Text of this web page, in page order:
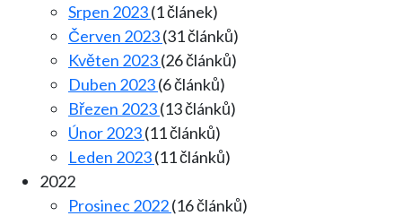
Srpen 2023(1 článek)
Červen 2023(31 článků)
Květen 2023(26 článků)
Duben 2023(6 článků)
Březen 2023(13 článků)
Únor 2023(11 článků)
Leden 2023(11 článků)
2022
Prosinec 2022(16 článků)